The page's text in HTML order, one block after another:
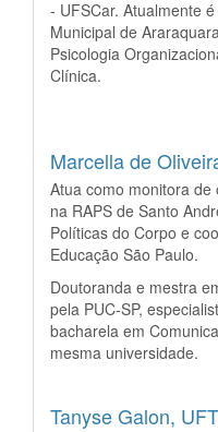
- UFSCar. Atualmente
Municipal de
Psicologia
Clínica.
Marcella de
Atua como monitora
na RAPS de Santo
Políticas do Corpo e
Educação São Paulo.
Doutoranda e mestra
pela PUC-SP,
bacharela em
mesma universidade.
Tanyse Galon,